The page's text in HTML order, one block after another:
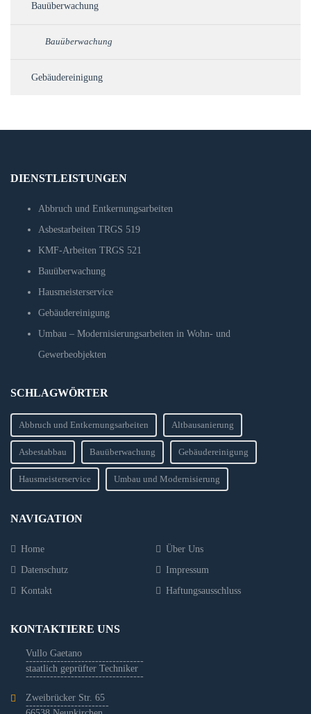
Bauüberwachung
Bauüberwachung
Gebäudereinigung
DIENSTLEISTUNGEN
Abbruch und Entkernungsarbeiten
Asbestarbeiten TRGS 519
KMF-Arbeiten TRGS 521
Bauüberwachung
Hausmeisterservice
Gebäudereinigung
Umbau – Modernisierungsarbeiten in Wohn- und
Gewerbeobjekten
SCHLAGWÖRTER
Abbruch und Entkernungsarbeiten Altbausanierung
Asbestabbau Bauüberwachung Gebäudereinigung
Hausmeisterservice Umbau und Modernisierung
NAVIGATION
Home
Über Uns
Datenschutz
Impressum
Kontakt
Haftungsausschluss
KONTAKTIERE UNS
Vullo Gaetano
----------------------------------
staatlich geprüfter Techniker
----------------------------------
Zweibrücker Str. 65
------------------------